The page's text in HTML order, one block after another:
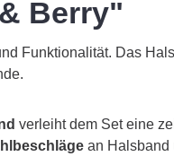
Berry"
Funktionalität. Das
verleiht dem Set eine
an Halsband